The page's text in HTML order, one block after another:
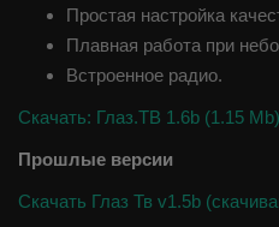
Простая настройка
Плавная работа при
Встроенное радио.
Скачать: Глаз.ТВ 1.6b (1.15 Mb)
Прошлые версии
Скачать Глаз Тв v1.5b